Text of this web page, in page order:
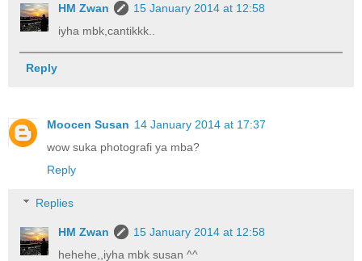
HM Zwan
15 January 2014 at 12:58
iyha mbk,cantikkk..
Reply
Moocen Susan 14 January 2014 at 17:37
wow suka photografi ya mba?
Reply
Replies
HM Zwan
15 January 2014 at 12:58
hehehe,,iyha mbk susan ^^